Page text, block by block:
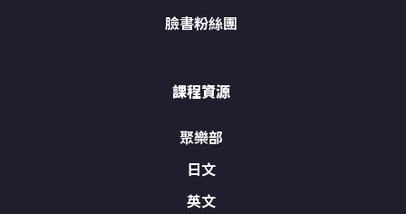
臉書粉絲團
課程資源
聚樂部
日文
英文